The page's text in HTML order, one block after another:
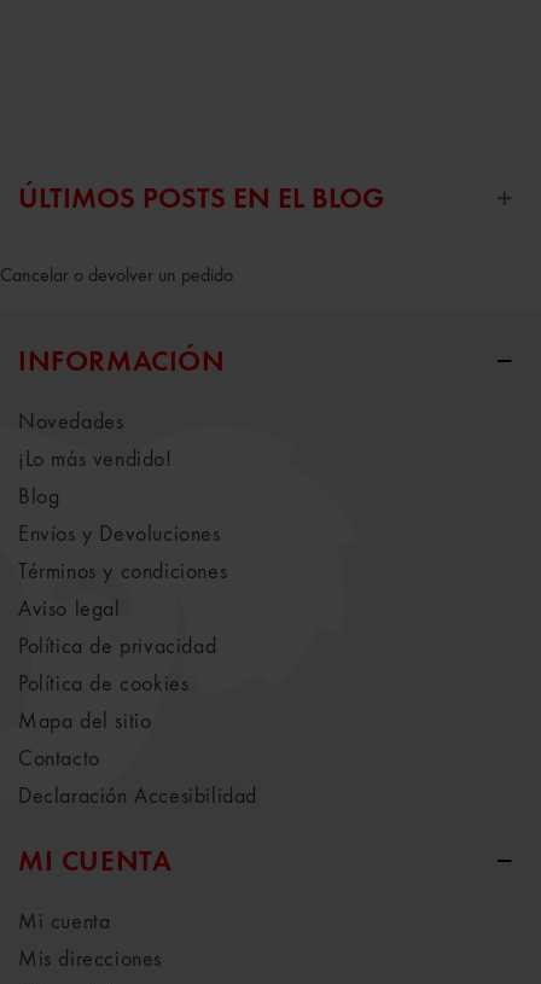
ÚLTIMOS POSTS EN EL BLOG
Cancelar o devolver un pedido
INFORMACIÓN
Novedades
¡Lo más vendido!
Blog
Envíos y Devoluciones
Términos y condiciones
Aviso legal
Política de privacidad
Política de cookies
Mapa del sitio
Contacto
Declaración Accesibilidad
MI CUENTA
Mi cuenta
Mis direcciones